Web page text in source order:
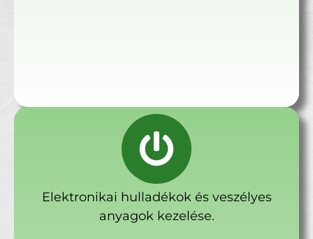
Elektronikai hulladékok és veszélyes
anyagok kezelése.